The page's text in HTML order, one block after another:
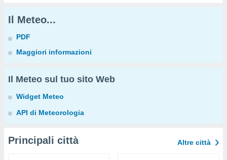
Il Meteo...
PDF
Maggiori informazioni
Il Meteo sul tuo sito Web
Widget Meteo
API di Meteorologia
Principali città Altre città